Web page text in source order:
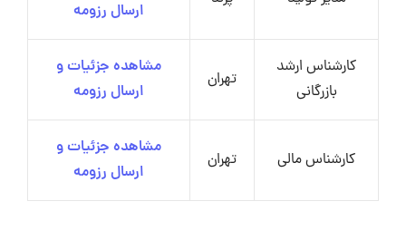
ارسال رزومه
کارشناس ارشد
بازرگانی
تهران
مشاهده جزئیات و
ارسال رزومه
کارشناس مالی تهران
مشاهده جزئیات و
ارسال رزومه